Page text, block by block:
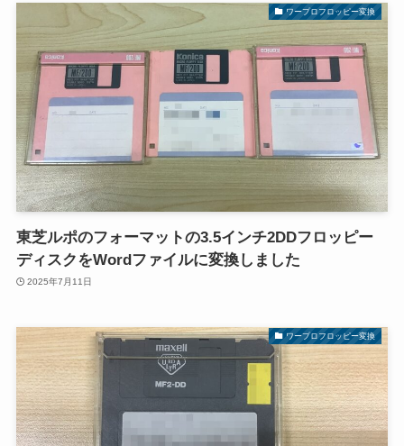
ワープロフロッピー変換
東芝ルポのフォーマットの3.5インチ2DDフロッピー
ディスクをWordファイルに変換しました
2025年7月11日
ワープロフロッピー変換